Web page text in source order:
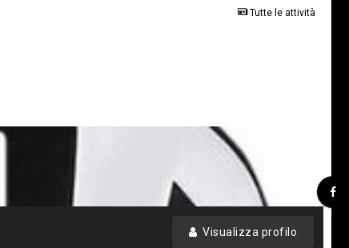
Tutte le attività
Visualizza profilo